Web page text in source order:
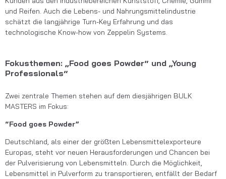
und Reifen. Auch die Lebens- und Nahrungsmittelindustrie
schätzt die langjährige Turn-Key Erfahrung und das
technologische Know-how von Zeppelin Systems.
Fokusthemen: „Food goes Powder“ und „Young
Professionals“
Zwei zentrale Themen stehen auf dem diesjährigen BULK
MASTERS im Fokus:
“Food goes Powder”
Deutschland, als einer der größten Lebensmittelexporteure
Europas, steht vor neuen Herausforderungen und Chancen bei
der Pulverisierung von Lebensmitteln. Durch die Möglichkeit,
Lebensmittel in Pulverform zu transportieren, entfällt der Bedarf